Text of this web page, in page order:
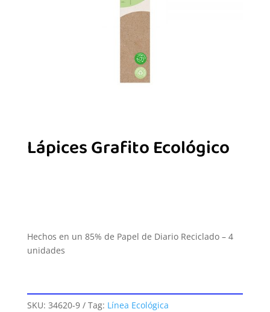
Lápices Grafito Ecológico
Hechos en un 85% de Papel de Diario Reciclado – 4
unidades
SKU: 34620-9 Tag: Línea Ecológica